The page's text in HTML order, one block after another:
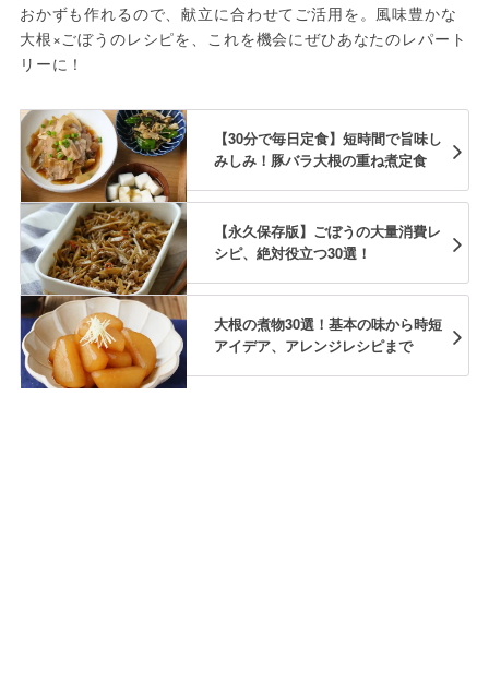
おかずも作れるので、献立に合わせてご活用を。風味豊かな
大根×ごぼうのレシピを、これを機会にぜひあなたのレパート
リーに！
【30分で毎日定食】短時間で旨味し
みしみ！豚バラ大根の重ね煮定食
【永久保存版】ごぼうの大量消費レ
シピ、絶対役立つ30選！
大根の煮物30選！基本の味から時短
アイデア、アレンジレシピまで